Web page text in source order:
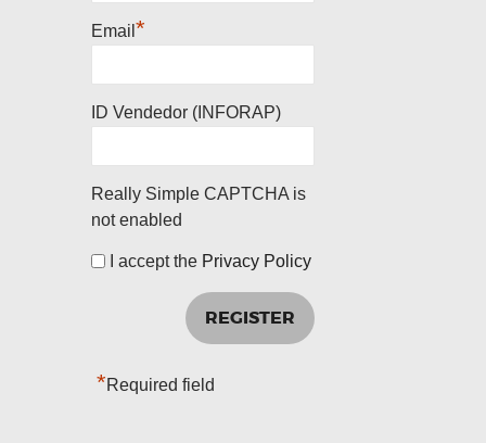
Email *
ID Vendedor (INFORAP)
Really Simple CAPTCHA is
not enabled
I accept the Privacy Policy
*Required field